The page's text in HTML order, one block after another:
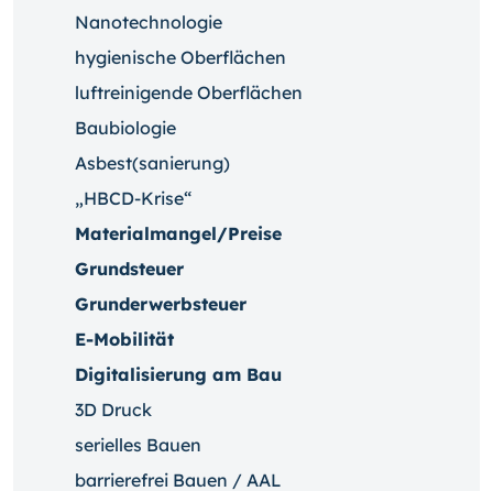
Nanotechnologie
hygienische Oberflächen
luftreinigende Oberflächen
Baubiologie
Asbest(sanierung)
„HBCD-Krise“
Materialmangel/Preise
Grundsteuer
Grunderwerbsteuer
E-Mobilität
Digitalisierung am Bau
3D Druck
serielles Bauen
barrierefrei Bauen / AAL